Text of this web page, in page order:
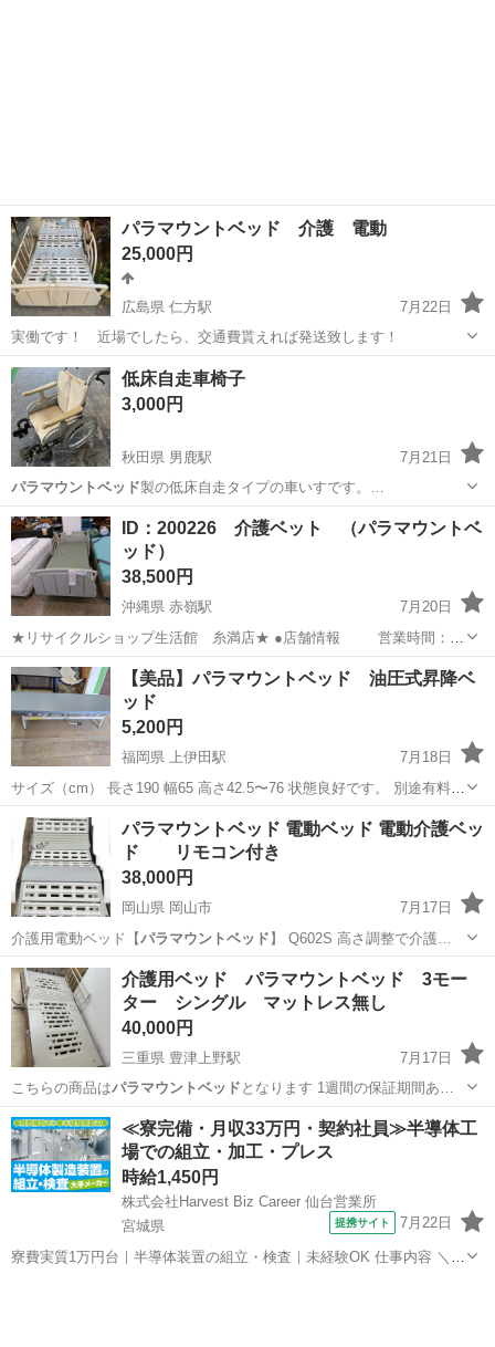
パラマウントベッド 介護 電動
25,000円
広島県 仁方駅
7月22日
実働です！ 近場でしたら、交通費貰えれば発送致します！
広島 呉市 仁方駅 家具
低床自走車椅子
3,000円
秋田県 男鹿駅
7月21日
パラマウントベッド製の低床自走タイプの車いすです。…
秋田 男鹿市 その他
ID：200226 介護ベット （パラマウントベ
ッド）
38,500円
沖縄県 赤嶺駅
7月20日
★リサイクルショップ生活館 糸満店★ ●店舗情報 営業時間：
10：00 ～ 19：30(定休なし） 住 所：糸満市兼城369-10 お
支払いは、現金、各種クレジットカード（税込み３０...
沖縄 糸満市 赤嶺駅 ベッド
【美品】パラマウントベッド 油圧式昇降ベ
ッド
5,200円
福岡県 上伊田駅
7月18日
サイズ（cm） 長さ190 幅65 高さ42.5〜76 状態良好です。 別途有料に
て配送承ります。
福岡 田川市 上伊田駅 パラマウントベッド
パラマウントベッド 電動ベッド 電動介護ベッ
ド リモコン付き
38,000円
岡山県 岡山市
7月17日
介護用電動ベッド【パラマウントベッド 】 Q602S 高さ調整で介護…
岡山 岡山市 その他 介護ベッド
介護用ベッド パラマウントベッド 3モー
ター シングル マットレス無し
40,000円
三重県 豊津上野駅
7月17日
こちらの商品はパラマウントベッド となります 1週間の保証期間あ…
三重 津市 豊津上野駅 ベッド
≪寮完備・月収33万円・契約社員≫半導体工
場での組立・加工・プレス
時給1,450円
株式会社Harvest Biz Career 仙台営業所
宮城県
提携サイト 7月22日
寮費実質1万円台｜半導体装置の組立・検査｜未経験OK 仕事内容 ＼半